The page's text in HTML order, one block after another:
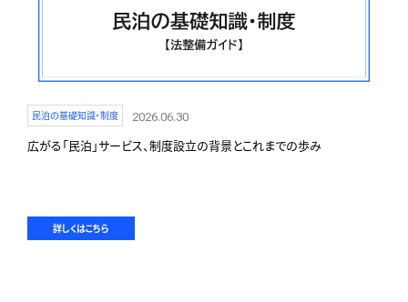
民泊の基礎知識・制度 2026.06.30
広がる「民泊」サービス、制度設立の背景とこれまでの歩み
詳しくはこちら